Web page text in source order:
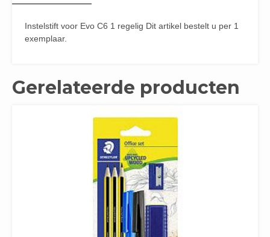
Instelstift voor Evo C6 1 regelig Dit artikel bestelt u per 1
exemplaar.
Gerelateerde producten